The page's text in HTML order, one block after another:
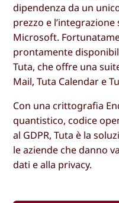
dipendenza da un
prezzo e l’integrazione
Microsoft.
prontamente
Tuta, che offre una
Mail, Tuta Calendar e
Con una crittografia
quantistico, codice
al GDPR, Tuta è la
le aziende che danno
dati e alla privacy.